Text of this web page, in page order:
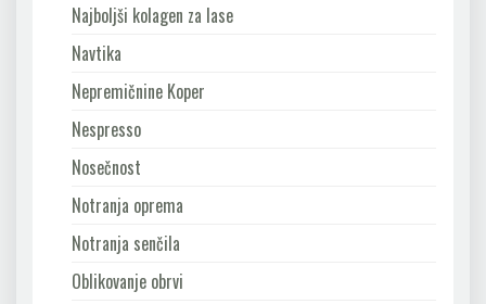
Najboljši kolagen za lase
Navtika
Nepremičnine Koper
Nespresso
Nosečnost
Notranja oprema
Notranja senčila
Oblikovanje obrvi